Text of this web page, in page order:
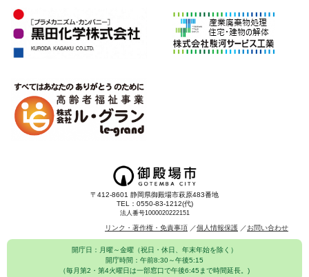
〒412-8601 静岡県御殿場市萩原483番地
TEL：0550-83-1212(代)
法人番号1000020222151
リンク・著作権・免責事項 個人情報保護 お問い合わせ
開庁日：月曜～金曜（祝日・休日、年末年始を除く）
開庁時間：午前8:30～午後5:15
（毎月第2・第4火曜日は一部窓口で午後6:45まで時間延長。)